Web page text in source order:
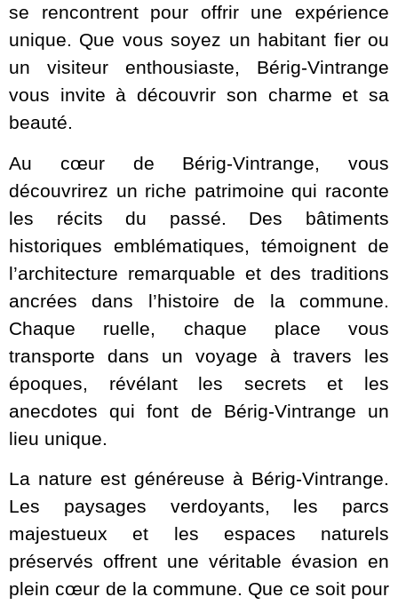
se rencontrent pour offrir une expérience
unique. Que vous soyez un habitant fier ou
un visiteur enthousiaste, Bérig-Vintrange
vous invite à découvrir son charme et sa
beauté.
Au cœur de Bérig-Vintrange, vous
découvrirez un riche patrimoine qui raconte
les récits du passé. Des bâtiments
historiques emblématiques, témoignent de
l’architecture remarquable et des traditions
ancrées dans l’histoire de la commune.
Chaque ruelle, chaque place vous
transporte dans un voyage à travers les
époques, révélant les secrets et les
anecdotes qui font de Bérig-Vintrange un
lieu unique.
La nature est généreuse à Bérig-Vintrange.
Les paysages verdoyants, les parcs
majestueux et les espaces naturels
préservés offrent une véritable évasion en
plein cœur de la commune. Que ce soit pour